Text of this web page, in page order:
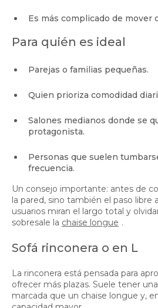
Es más complicado de mover
Para quién es ideal
Parejas o familias pequeñas.
Quien prioriza comodidad
Salones medianos donde se
protagonista.
Personas que suelen
frecuencia.
Un consejo importante: antes de
la pared, sino también el paso libre
usuarios miran el largo total y
sobresale la chaise longue .
Sofá rinconera o en L
La rinconera está pensada para
ofrecer más plazas. Suele tener
marcada que un chaise longue y,